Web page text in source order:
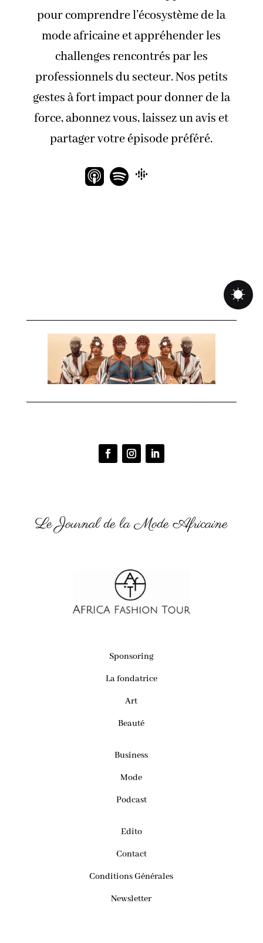
pour comprendre l’écosystème de la
mode africaine et appréhender les
challenges rencontrés par les
professionnels du secteur. Nos petits
gestes à fort impact pour donner de la
force, abonnez vous, laissez un avis et
partager votre épisode préféré.
Le Journal de la Mode Africaine
Sponsoring
La fondatrice
Art
Beauté
Business
Mode
Podcast
Edito
Contact
Conditions Générales
Newsletter